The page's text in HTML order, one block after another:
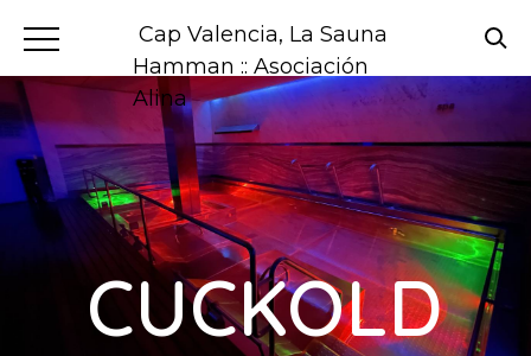
Cap Valencia, La Sauna
Hamman :: Asociación
Alina
CUCKOLD